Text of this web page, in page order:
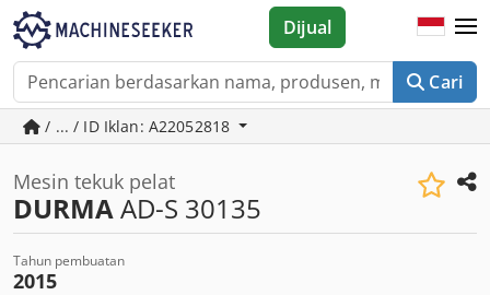
Cari
Dijual
/ ... / ID Iklan: A22052818
Mesin tekuk pelat
DURMAAD-S 30135
Tahun pembuatan
2015